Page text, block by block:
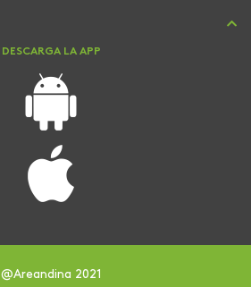
DESCARGA LA APP
@Areandina 2021